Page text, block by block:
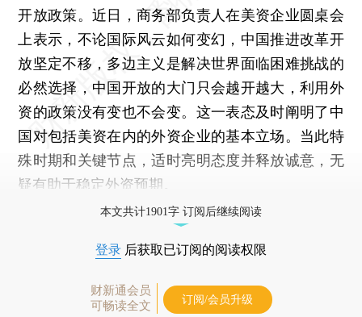
开放政策。近日，商务部负责人在美资企业圆桌会
上表示，不论国际风云如何变幻，中国推进改革开
放坚定不移，多边主义是解决世界面临困难挑战的
必然选择，中国开放的大门只会越开越大，利用外
资的政策没有变也不会变。这一表态及时阐明了中
国对包括美资在内的外资企业的基本立场。当此特
殊时期和关键节点，适时亮明态度并释放诚意，无
疑有助于稳定外资预期。
本文共计1901字 订阅后继续阅读
登录 后获取已订阅的阅读权限
财新通会员
可畅读全文
订阅/会员升级